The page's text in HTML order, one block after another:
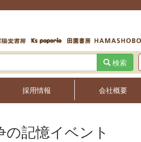
検索
採用情報 会社概要
の記憶イベント